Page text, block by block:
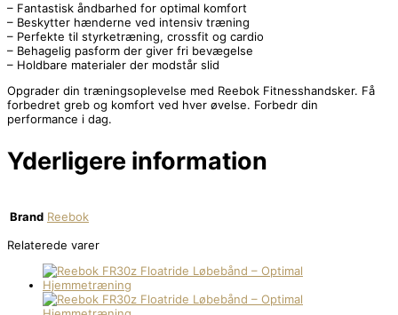
– Fantastisk åndbarhed for optimal komfort
– Beskytter hænderne ved intensiv træning
– Perfekte til styrketræning, crossfit og cardio
– Behagelig pasform der giver fri bevægelse
– Holdbare materialer der modstår slid
Opgrader din træningsoplevelse med Reebok Fitnesshandsker. Få
forbedret greb og komfort ved hver øvelse. Forbedr din
performance i dag.
Yderligere information
Brand Reebok
Relaterede varer